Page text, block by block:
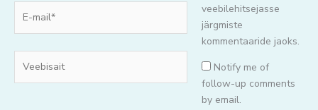
mail*
veebilehitsejasse
järgmiste
kommentaaride jaoks.
Notify me of
follow-up comments
by email.